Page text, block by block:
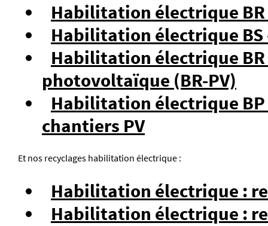
Habilitation électrique BR
Habilitation électrique BS
Habilitation électrique
photovoltaïque (BR-PV)
Habilitation électrique
chantiers PV
Et nos recyclages habilitation électrique :
Habilitation électrique :
Habilitation électrique :